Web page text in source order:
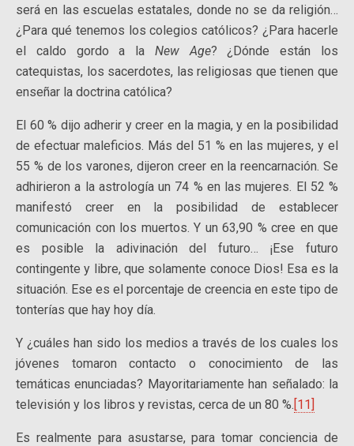
será en las escuelas estatales, donde no se da religión…
¿Para qué tenemos los colegios católicos? ¿Para hacerle
el caldo gordo a la New Age? ¿Dónde están los
catequistas, los sacerdotes, las religiosas que tienen que
enseñar la doctrina católica?
El 60 % dijo adherir y creer en la magia, y en la posibilidad
de efectuar maleficios. Más del 51 % en las mujeres, y el
55 % de los varones, dijeron creer en la reencarnación. Se
adhirieron a la astrología un 74 % en las mujeres. El 52 %
manifestó creer en la posibilidad de establecer
comunicación con los muertos. Y un 63,90 % cree en que
es posible la adivinación del futuro… ¡Ese futuro
contingente y libre, que solamente conoce Dios! Esa es la
situación. Ese es el porcentaje de creencia en este tipo de
tonterías que hay hoy día.
Y ¿cuáles han sido los medios a través de los cuales los
jóvenes tomaron contacto o conocimiento de las
temáticas enunciadas? Mayoritariamente han señalado: la
televisión y los libros y revistas, cerca de un 80 %.[11]
Es realmente para asustarse, para tomar conciencia de